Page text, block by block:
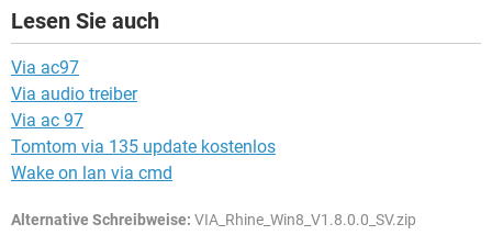
Lesen Sie auch
Via ac97
Via audio treiber
Via ac 97
Tomtom via 135 update kostenlos
Wake on lan via cmd
Alternative Schreibweise: VIA_Rhine_Win8_V1.8.0.0_SV.zip